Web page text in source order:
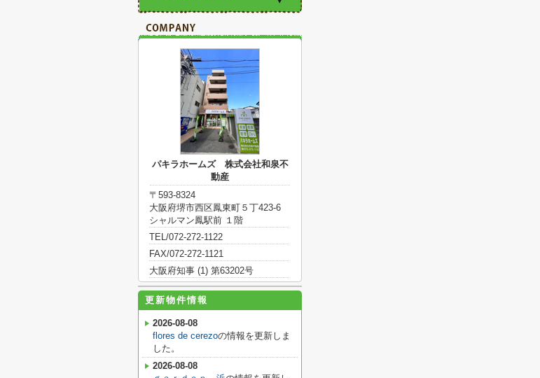
パキラホームズ 株式会社和泉不
動産
〒593-8324
大阪府堺市西区鳳東町５丁423-6
シャルマン鳳駅前 １階
TEL/072-272-1122
FAX/072-272-1121
大阪府知事 (1) 第63202号
更新物件情報
2026-08-08
flores de cerezoの情報を更新しま
した。
2026-08-08